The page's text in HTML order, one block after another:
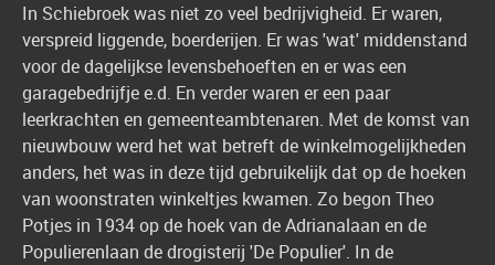
In Schiebroek was niet zo veel bedrijvigheid. Er waren,
verspreid liggende, boerderijen. Er was 'wat' middenstand
voor de dagelijkse levensbehoeften en er was een
garagebedrijfje e.d. En verder waren er een paar
leerkrachten en gemeenteambtenaren. Met de komst van
nieuwbouw werd het wat betreft de winkelmogelijkheden
anders, het was in deze tijd gebruikelijk dat op de hoeken
van woonstraten winkeltjes kwamen. Zo begon Theo
Potjes in 1934 op de hoek van de Adrianalaan en de
Populierenlaan de drogisterij 'De Populier'. In de